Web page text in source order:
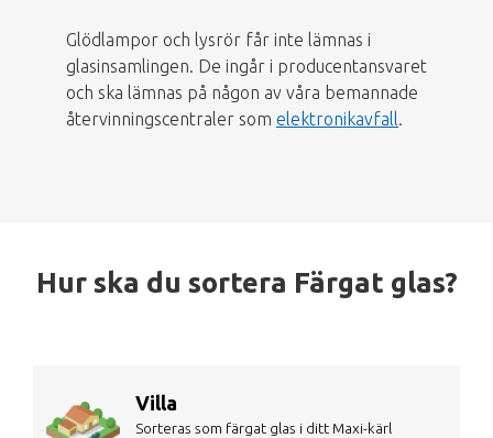
Glödlampor och lysrör får inte lämnas i
glasinsamlingen. De ingår i producentansvaret
och ska lämnas på någon av våra bemannade
återvinningscentraler som elektronikavfall
Hur ska du sortera Färgat glas?
Villa
Sorteras som färgat glas i ditt Maxi-kärl